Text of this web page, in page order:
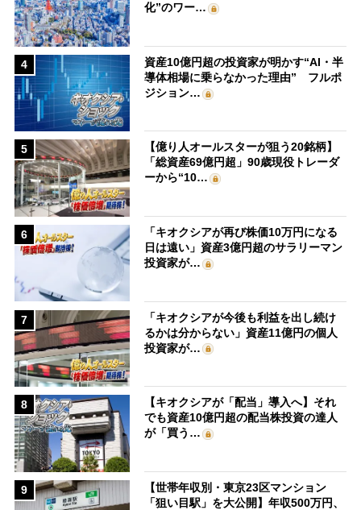
化”のワー…
4
資産10億円超の投資家が明かす“AI・半
導体相場に乗らなかった理由” フルポ
ジション…
5
【億り人オールスターが狙う20銘柄】
「総資産69億円超」90歳現役トレーダ
ーから“10…
6
「キオクシアが再び株価10万円になる
日は遠い」資産3億円超のサラリーマン
投資家が…
7
「キオクシアが今後も利益を出し続け
るかは分からない」資産11億円の個人
投資家が…
8
【キオクシアが「配当」導入へ】それ
でも資産10億円超の配当株投資の達人
が「買う…
9
【世帯年収別・東京23区マンション
「狙い目駅」を大公開】年収500万円、